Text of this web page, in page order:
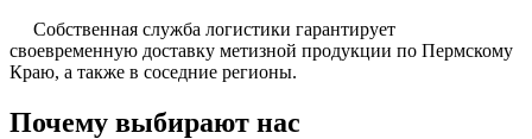
Собственная служба логистики гарантирует
своевременную доставку метизной продукции по Пермскому
Краю, а также в соседние регионы.
Почему выбирают нас